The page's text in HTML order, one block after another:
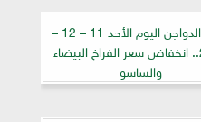
أسعار الدواجن اليوم الأحد 11 – 12 –
2022.. انخفاض سعر الفراخ البيضاء
والساسو